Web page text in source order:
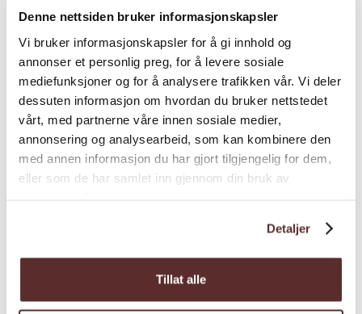
Denne nettsiden bruker informasjonskapsler
Vi bruker informasjonskapsler for å gi innhold og
annonser et personlig preg, for å levere sosiale
mediefunksjoner og for å analysere trafikken vår. Vi deler
dessuten informasjon om hvordan du bruker nettstedet
vårt, med partnerne våre innen sosiale medier,
annonsering og analysearbeid, som kan kombinere den
med annen informasjon du har gjort tilgjengelig for dem,
eller som de har samlet inn gjennom din bruk av
Detaljer
Tillat alle